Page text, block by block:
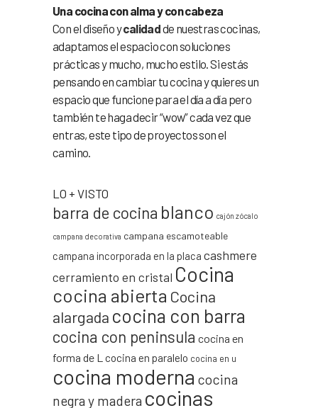
Una cocina con alma y con cabeza
Con el diseño ycalidadde nuestras cocinas,
adaptamos el espacio con soluciones
prácticas y mucho, mucho estilo. Si estás
pensando en cambiar tu cocina y quieres un
espacio que funcione para el día a día pero
también te haga decir “wow” cada vez que
entras, este tipo de proyectos son el
camino.
LO + VISTO
barra de cocina blanco cajón zócalo
campana decorativa campana escamoteable
campana incorporada en la placa cashmere
cerramiento en cristal Cocina
cocina abierta Cocina
alargada cocina con barra
cocina con peninsula cocina en
forma de L cocina en paralelo cocina en u
cocina moderna cocina
negra y madera cocinas